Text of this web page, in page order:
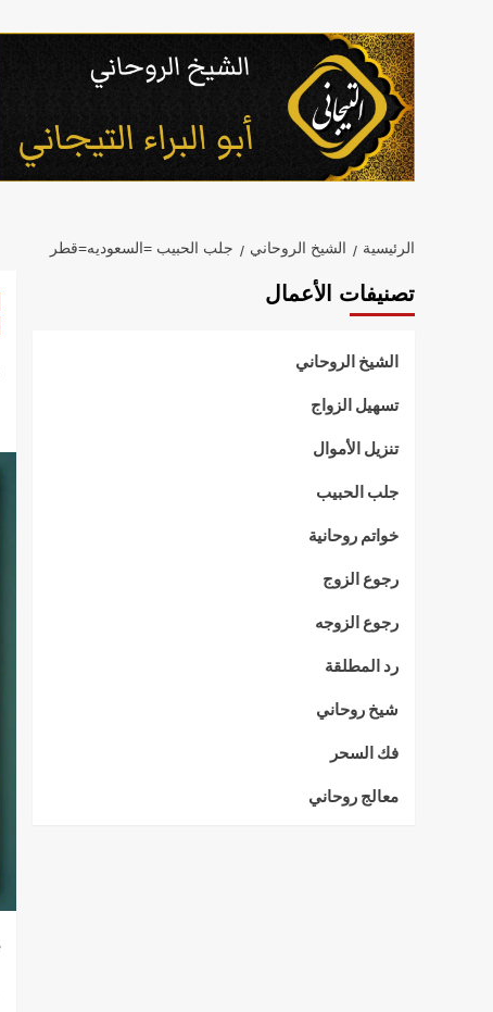
الرئيسية الشيخ الروحاني جلب الحبيب =السعوديه=قطر
تصنيفات الأعمال
الشيخ الروحاني
تسهيل الزواج
تنزيل الأموال
جلب الحبيب
خواتم روحانية
رجوع الزوج
رجوع الزوجه
رد المطلقة
شيخ روحاني
فك السحر
معالج روحاني